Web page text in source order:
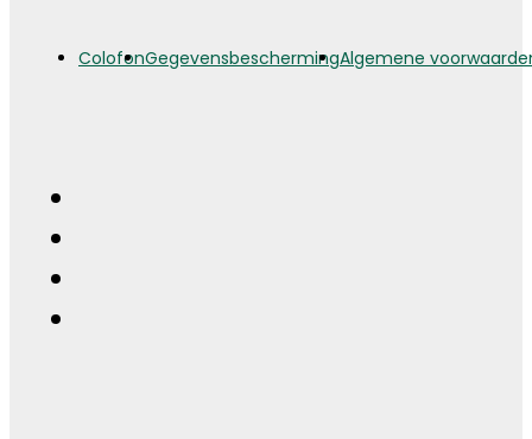
ColofonGegevensbeschermingAlgemene